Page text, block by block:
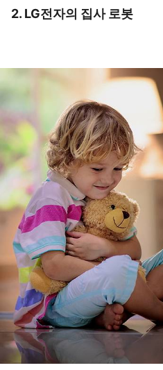
2. LG전자의 집사 로봇